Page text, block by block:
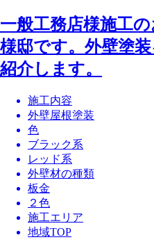
一般工務店様施工
様邸です。外壁塗
紹介します。
施工内容
外壁屋根塗装
色
ブラック系
レッド系
外壁材の種類
板金
２色
施工エリア
地域TOP